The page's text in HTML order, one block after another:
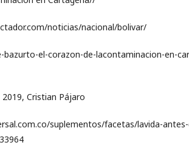
noticias/nacional/bolivar/
bazurto-el-corazon-de-lacontaminacion-en-
2019, Cristian Pájaro
suplementos/facetas/lavida-